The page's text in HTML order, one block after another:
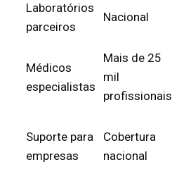
Laboratórios
parceiros
Nacional
Médicos
especialistas
Mais de 25
mil
profissionais
Suporte para
empresas
Cobertura
nacional